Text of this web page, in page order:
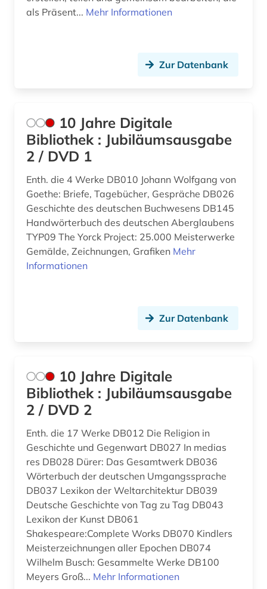
arbeiten auf papier (2)
architekturmuseum (1)
architekturzeitschrift (1)
archiv (6)
archivalien (1)
artificial life (1)
aschach (1)
aschaffenburg (1)
asiatische studien (1)
asien (3)
assisi (1)
audiovisuelle medien (1)
aufsatzsammlung (1)
auguste rodin (1)
Lettland (1)
Liechtenstein (2)
Mecklenburg-Vorpommern (2)
Mittelamerika (3)
Nordrhein-Westfalen (1)
Norwegen (1)
Oesterreich (29)
Ostasien (2)
Osteuropa (5)
Ostmitteleuropa (2)
Polen (5)
Portugal (1)
Rheinland-Pfalz (1)
Roemisches Reich (5)
als Präsent... Mehr Informationen
Zur Datenbank
10 Jahre Digitale
Bibliothek : Jubiläumsausgabe
2 / DVD 1
Enth. die 4 Werke DB010 Johann Wolfgang von
Goethe: Briefe, Tagebücher, Gespräche DB026
Geschichte des deutschen Buchwesens DB145
Handwörterbuch des deutschen Aberglaubens
TYP09 The Yorck Project: 25.000 Meisterwerke
Gemälde, Zeichnungen, Grafiken Mehr
Informationen
Zur Datenbank
10 Jahre Digitale
Bibliothek : Jubiläumsausgabe
2 / DVD 2
Enth. die 17 Werke DB012 Die Religion in
Geschichte und Gegenwart DB027 In medias
res DB028 Dürer: Das Gesamtwerk DB036
Wörterbuch der deutschen Umgangssprache
DB037 Lexikon der Weltarchitektur DB039
Deutsche Geschichte von Tag zu Tag DB043
Lexikon der Kunst DB061
Shakespeare:Complete Works DB070 Kindlers
Meisterzeichnungen aller Epochen DB074
Wilhelm Busch: Gesammelte Werke DB100
Meyers Groß... Mehr Informationen